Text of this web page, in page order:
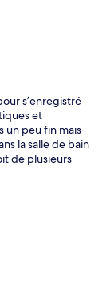
s’enregistré
et
un peu fin mais
la salle de bain
de plusieurs